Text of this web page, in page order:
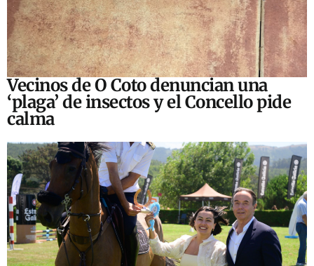
Vecinos de O Coto denuncian una
‘plaga’ de insectos y el Concello pide
calma